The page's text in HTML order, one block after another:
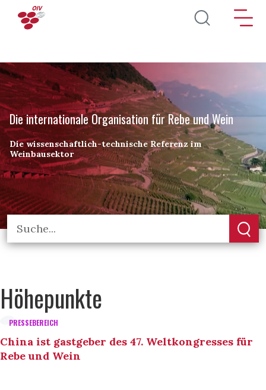
Direkt zum Inhalt
Die internationale Organisation für Rebe und Wein
Die wissenschaftlich-technische Referenz im
Weinbausektor
Höhepunkte
PRESSEBEREICH
China ist gastgeber des 47. Weltkongresses für
Rebe und Wein